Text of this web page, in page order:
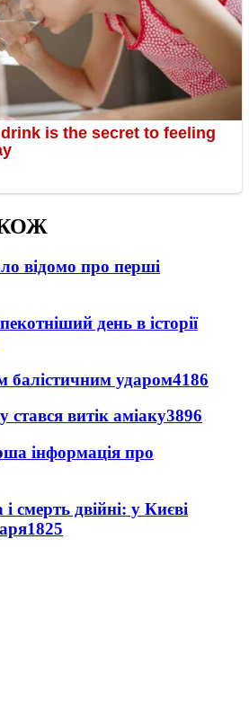
відомо про перші
день в історії
балістичним ударом4186
стався витік аміаку3896
інформація про
смерть двійні: у Києві
1825